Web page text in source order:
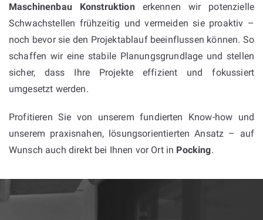
Maschinenbau Konstruktionerkennen wir potenzielle
Schwachstellen frühzeitig und vermeiden sie proaktiv –
noch bevor sie den Projektablauf beeinflussen können. So
schaffen wir eine stabile Planungsgrundlage und stellen
sicher, dass Ihre Projekte effizient und fokussiert
umgesetzt werden.
Profitieren Sie von unserem fundierten Know-how und
unserem praxisnahen, lösungsorientierten Ansatz – auf
Wunsch auch direkt bei Ihnen vor Ort in Pocking.